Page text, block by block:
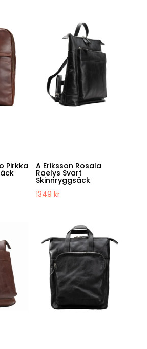
Pirkka A Eriksson Rosala
Raelys Svart
Skinnryggsäck
1349kr